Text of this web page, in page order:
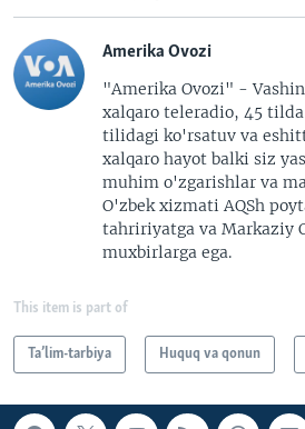
Amerika Ovozi
"Amerika Ovozi" -
xalqaro teleradio, 45
tilidagi ko'rsatuv va
xalqaro hayot balki siz
muhim o'zgarishlar va
O'zbek xizmati AQSh
tahririyatga va Markaziy
muxbirlarga ega.
This item is part of
Ta’lim-tarbiya Huquq va qonun